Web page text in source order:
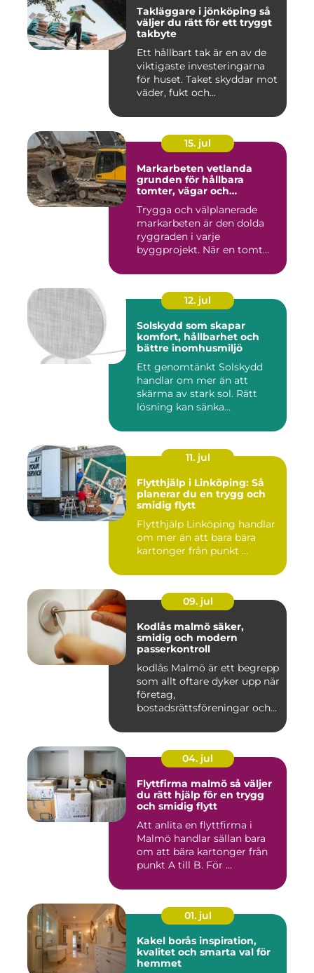
Takläggare i jönköping så
väljer du rätt för ett tryggt
takbyte
Ett hållbart tak är en av de
viktigaste investeringarna
för huset. Taket skyddar mot
väder, fukt och...
15. jul
Markarbeten vetlanda
grunden för hållbara
tomter, vägar och
Trygga och välplanerade
markarbeten är den dolda
ryggraden i varje
byggprojekt. När en tomt
12. jul
Solskydd som skapar
komfort, hållbarhet och
bättre inomhusmiljö
Ett genomtänkt Solskydd
handlar om mer än att
skärma av stark sol. Rätt
lösning kan sänka
11. jul
Flytthjälp i Linköping: Så
planerar du en trygg och
smidig flytt
Flytthjälp Linköping handlar
om mer än att bara bära
kartonger från punkt ...
09. jul
Kodlås malmö säker,
smidig och modern
passerkontroll
kodlås Malmö är ett begrepp
som allt oftare dyker upp när
företag,
bostadsrättsföreningar och
04. jul
Flyttfirma malmö så väljer
du rätt hjälp för en trygg
och smidig flytt
Att anlita en flyttfirma i
Malmö handlar sällan bara
om att bära kartonger från
punkt A till B. För ...
01. jul
Kakel borås inspiration,
kvalitet och smarta val för
hemmet